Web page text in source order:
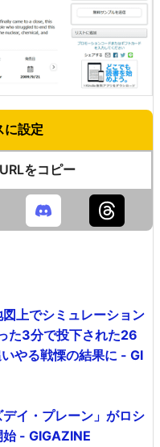
に設定
をコピー
図上でシミュレーション
た3分で投下された26
やる戦慄の結果に - GI
イ・プレーン」がロシ
- GIGAZINE